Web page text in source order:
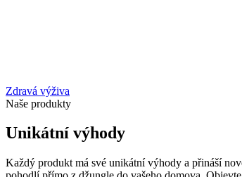
Zdravá výživa
Naše produkty
Unikátní výhody
Každý produkt má své unikátní výhody a přináší